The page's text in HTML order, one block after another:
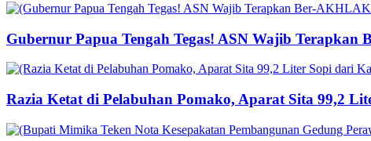
Gubernur Papua Tengah Tegas! ASN Wajib
Razia Ketat di Pelabuhan Pomako, Aparat Sita 99,2